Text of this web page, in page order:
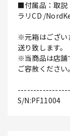
■付属品：取説
ラリCD /
※元箱はござい
送り致します。
※当商品は店舗
ご容赦ください。
S/N:PF11004